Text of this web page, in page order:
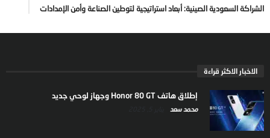
الشراكة السعودية الصينية: أبعاد استراتيجية لتوطين الصناعة وأمن الإمدادات
الاخبار الاكثر قراءة
إطلاق هاتف Honor 80 GT وجهاز لوحي جديد
محمد سعد